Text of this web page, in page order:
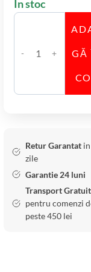
În stoc
C
a
e
S
e
GĂ
Retur Garantatin
zile
Garantie 24 luni
Transport Gratuit
pentru comenzi
peste 450 lei